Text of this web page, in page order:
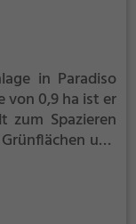
in Paradiso
von 0,9 ha ist er
zum Spazieren
und